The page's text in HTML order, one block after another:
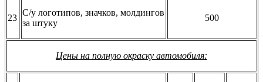
23
С/у логотипов, значков, молдингов
за штуку
500
Цены на полную окраску автомобиля: